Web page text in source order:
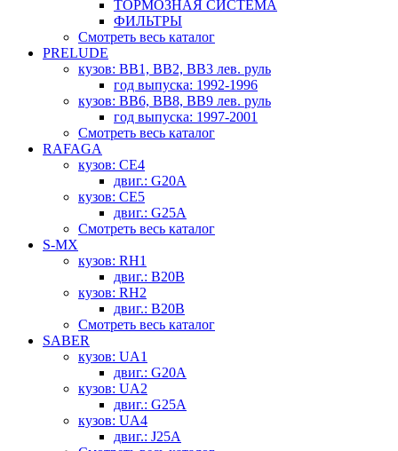
ТОРМОЗНАЯ СИСТЕМА
ФИЛЬТРЫ
Смотреть весь каталог
PRELUDE
кузов: BB1, BB2, BB3 лев. руль
год выпуска: 1992-1996
кузов: BB6, BB8, BB9 лев. руль
год выпуска: 1997-2001
Смотреть весь каталог
RAFAGA
кузов: CE4
двиг.: G20A
кузов: CE5
двиг.: G25A
Смотреть весь каталог
S-MX
кузов: RH1
двиг.: B20B
кузов: RH2
двиг.: B20B
Смотреть весь каталог
SABER
кузов: UA1
двиг.: G20A
кузов: UA2
двиг.: G25A
кузов: UA4
двиг.: J25A